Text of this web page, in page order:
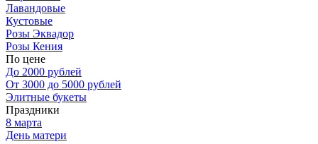
Лавандовые
Кустовые
Розы Эквадор
Розы Кения
По цене
До 2000 рублей
От 3000 до 5000 рублей
Элитные букеты
Праздники
8 марта
День матери